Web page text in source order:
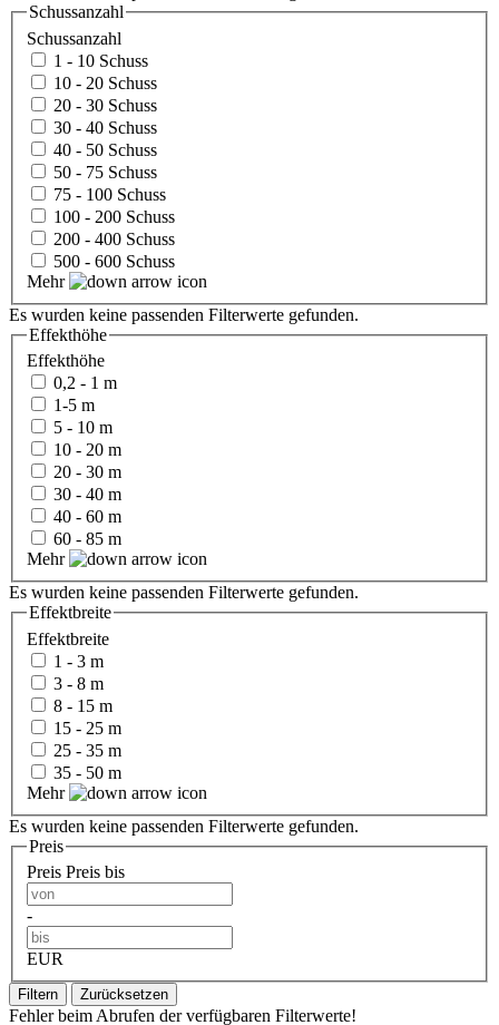
Schussanzahl
Schussanzahl
1 - 10 Schuss
10 - 20 Schuss
20 - 30 Schuss
30 - 40 Schuss
40 - 50 Schuss
50 - 75 Schuss
75 - 100 Schuss
100 - 200 Schuss
200 - 400 Schuss
500 - 600 Schuss
Mehr
Es wurden keine passenden Filterwerte gefunden.
Effekthöhe
Effekthöhe
0,2 - 1 m
1-5 m
5 - 10 m
10 - 20 m
20 - 30 m
30 - 40 m
40 - 60 m
60 - 85 m
Mehr
Es wurden keine passenden Filterwerte gefunden.
Effektbreite
Effektbreite
1 - 3 m
3 - 8 m
8 - 15 m
15 - 25 m
25 - 35 m
35 - 50 m
Mehr
Es wurden keine passenden Filterwerte gefunden.
Preis
Preis Preis bis
-
EUR
Filtern Zurücksetzen
Fehler beim Abrufen der verfügbaren Filterwerte!